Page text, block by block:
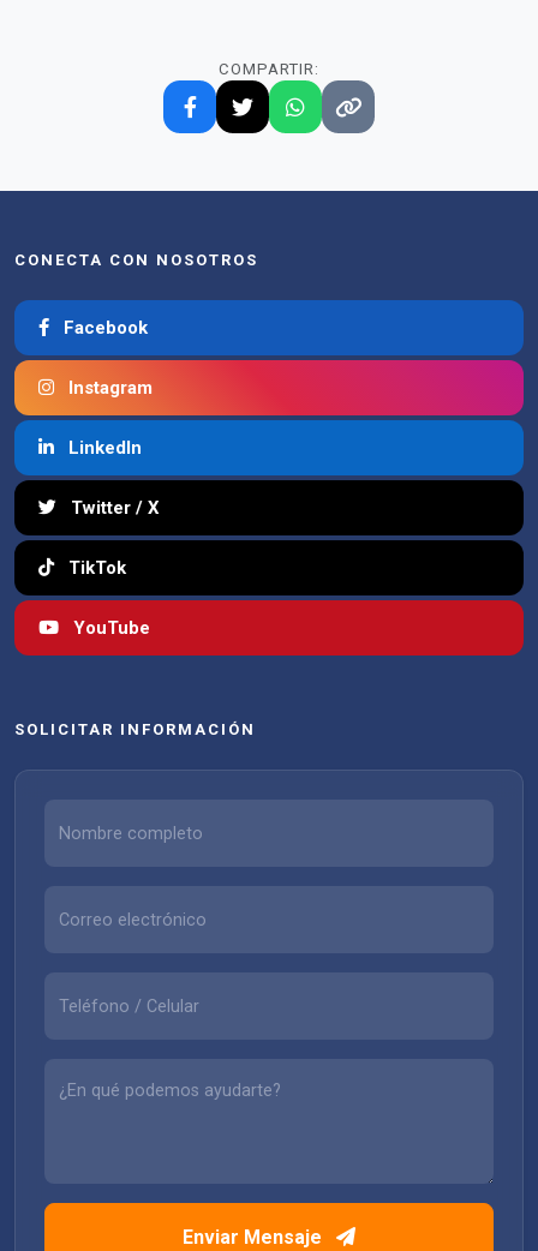
COMPARTIR:
CONECTA CON NOSOTROS
Facebook
Instagram
LinkedIn
Twitter / X
TikTok
YouTube
SOLICITAR INFORMACIÓN
Enviar Mensaje